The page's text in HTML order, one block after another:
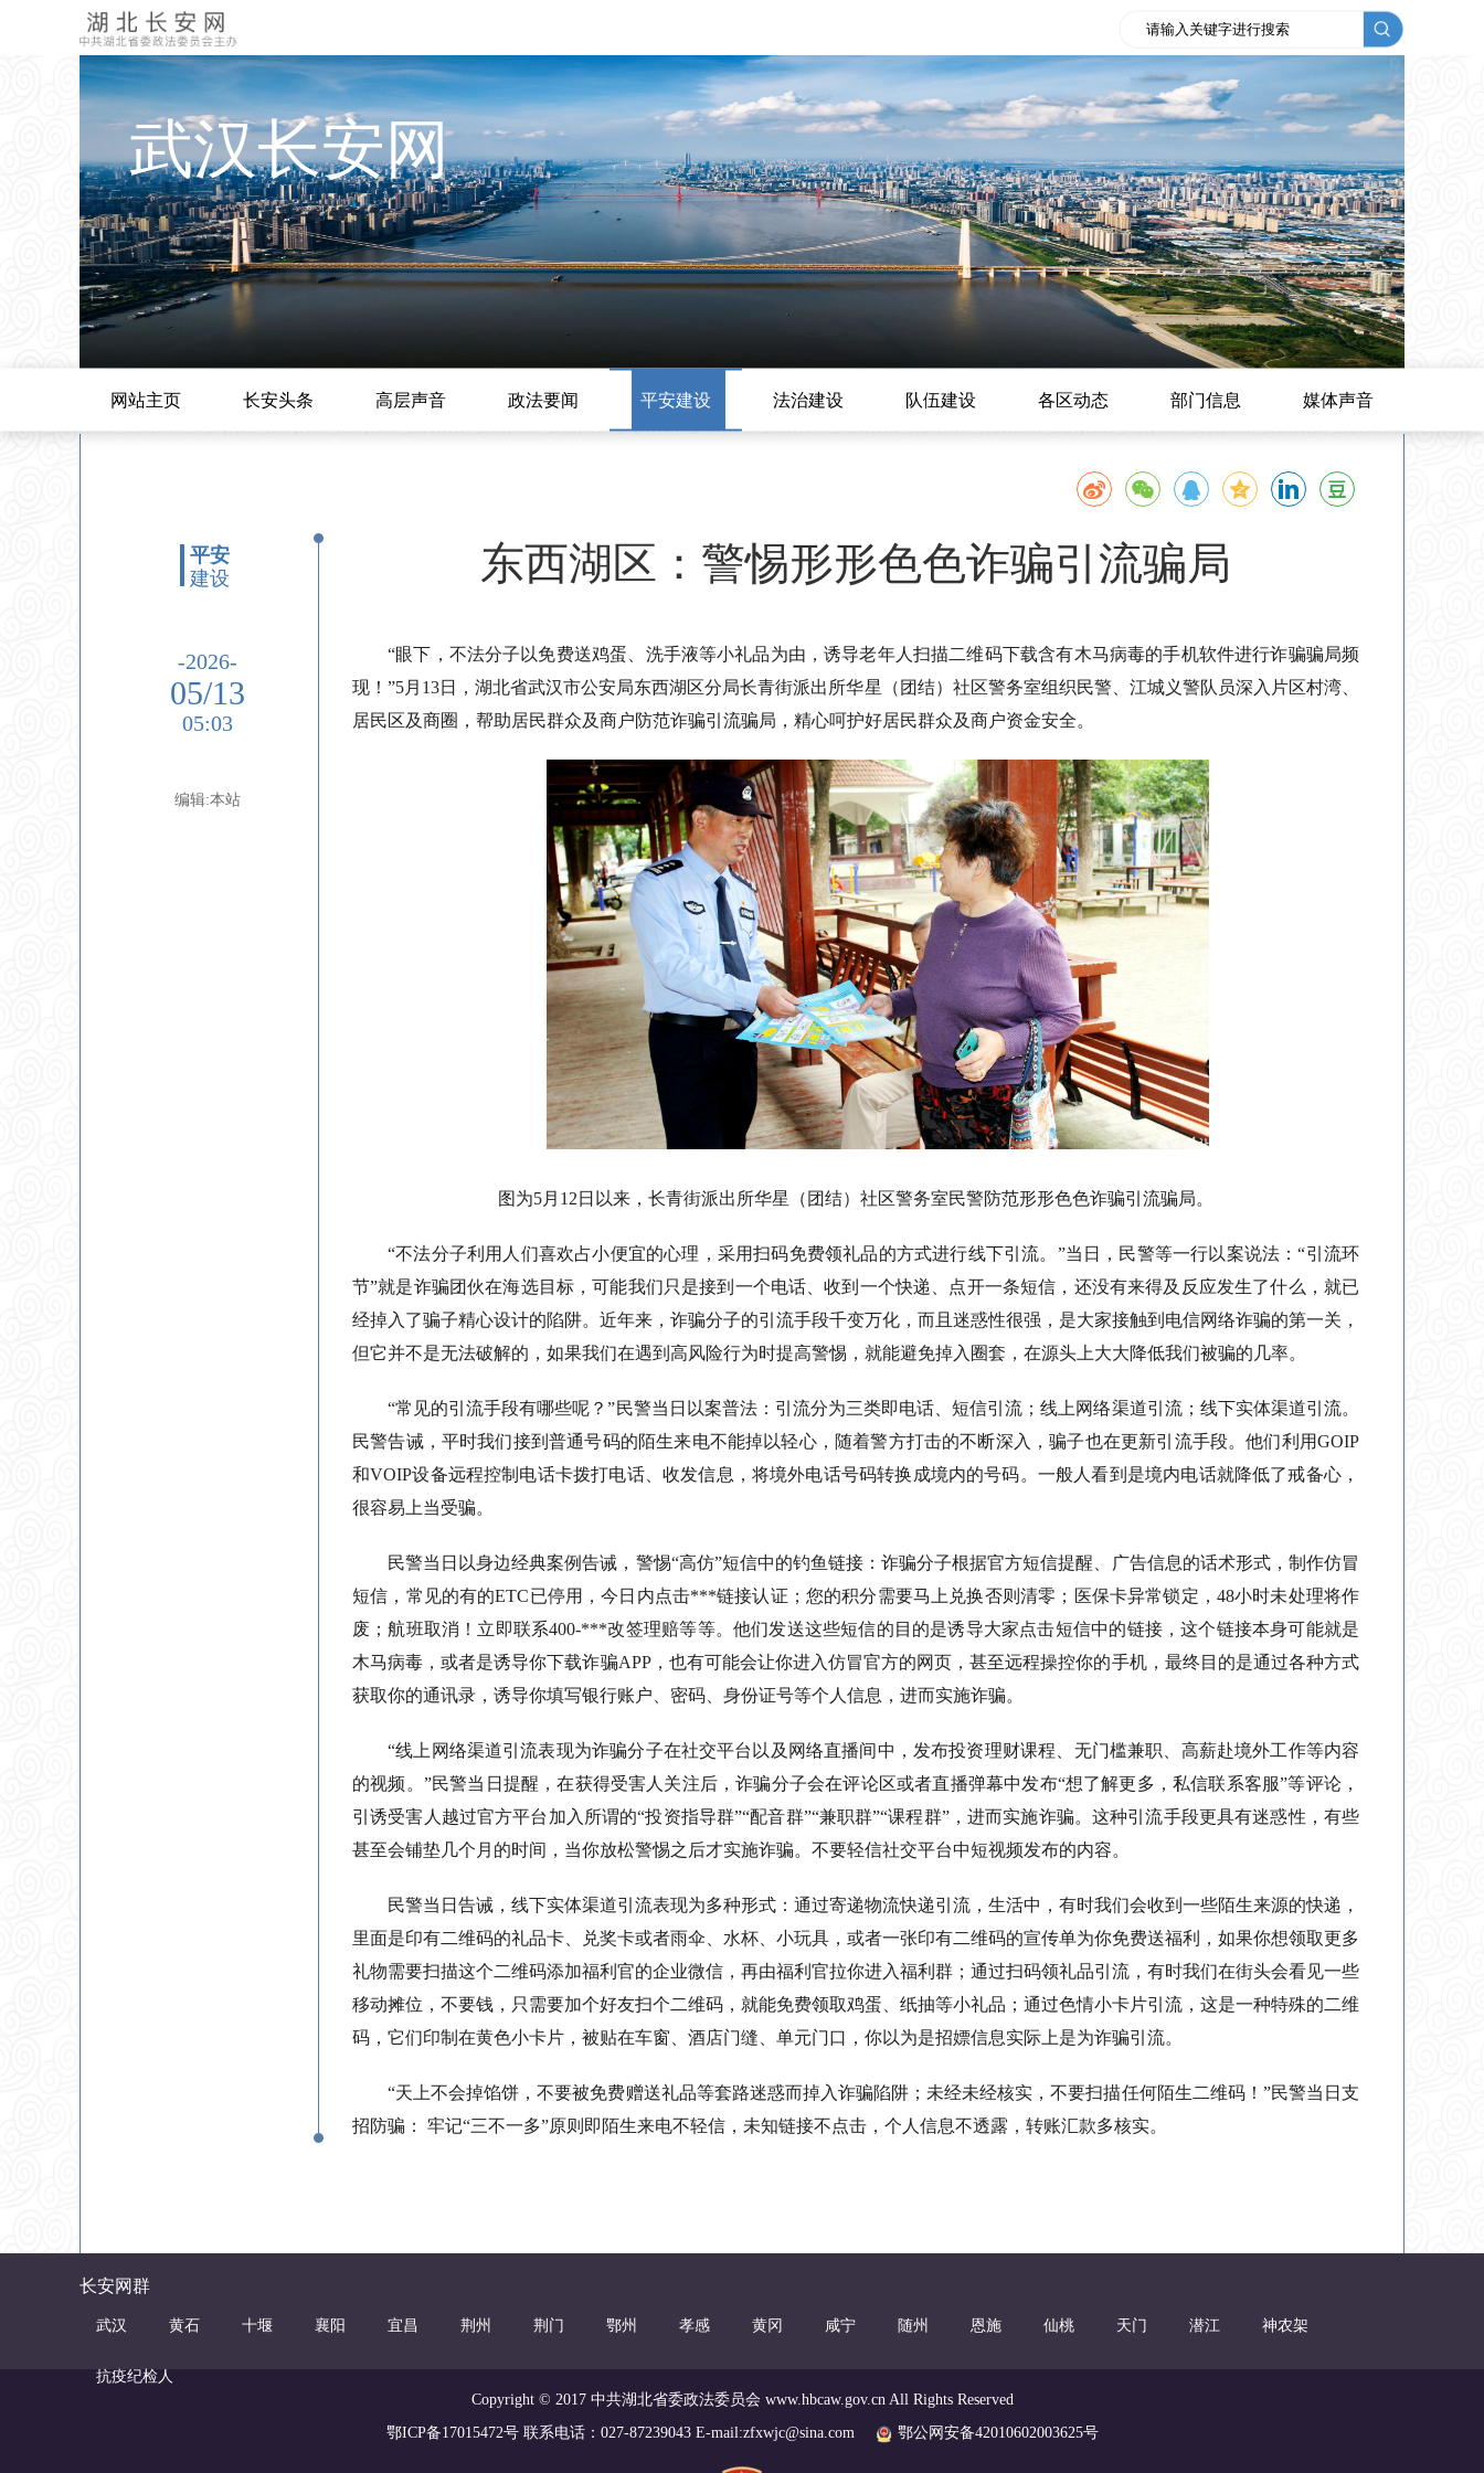
武汉长安网
网站主页 长安头条 高层声音 政法要闻 平安建设 法治建设 队伍建设 各区动态 部门信息 媒体声音
平安
建设
-2026-
05/13
05:03
编辑:本站
东西湖区：警惕形形色色诈骗引流骗局
“眼下，不法分子以免费送鸡蛋、洗手液等小礼品为由，诱导老年人扫描二维码下载含有木马病毒的手机软件进行诈骗骗局频
现！”5月13日，湖北省武汉市公安局东西湖区分局长青街派出所华星（团结）社区警务室组织民警、江城义警队员深入片区村湾、
居民区及商圈，帮助居民群众及商户防范诈骗引流骗局，精心呵护好居民群众及商户资金安全。
图为5月12日以来，长青街派出所华星（团结）社区警务室民警防范形形色色诈骗引流骗局。
“不法分子利用人们喜欢占小便宜的心理，采用扫码免费领礼品的方式进行线下引流。”当日，民警等一行以案说法：“引流环
节”就是诈骗团伙在海选目标，可能我们只是接到一个电话、收到一个快递、点开一条短信，还没有来得及反应发生了什么，就已
经掉入了骗子精心设计的陷阱。近年来，诈骗分子的引流手段千变万化，而且迷惑性很强，是大家接触到电信网络诈骗的第一关，
但它并不是无法破解的，如果我们在遇到高风险行为时提高警惕，就能避免掉入圈套，在源头上大大降低我们被骗的几率。
“常见的引流手段有哪些呢？”民警当日以案普法：引流分为三类即电话、短信引流；线上网络渠道引流；线下实体渠道引流。
民警告诫，平时我们接到普通号码的陌生来电不能掉以轻心，随着警方打击的不断深入，骗子也在更新引流手段。他们利用GOIP
和VOIP设备远程控制电话卡拨打电话、收发信息，将境外电话号码转换成境内的号码。一般人看到是境内电话就降低了戒备心，
很容易上当受骗。
民警当日以身边经典案例告诫，警惕“高仿”短信中的钓鱼链接：诈骗分子根据官方短信提醒、广告信息的话术形式，制作仿冒
短信，常见的有的ETC已停用，今日内点击***链接认证；您的积分需要马上兑换否则清零；医保卡异常锁定，48小时未处理将作
废；航班取消！立即联系400-***改签理赔等等。他们发送这些短信的目的是诱导大家点击短信中的链接，这个链接本身可能就是
木马病毒，或者是诱导你下载诈骗APP，也有可能会让你进入仿冒官方的网页，甚至远程操控你的手机，最终目的是通过各种方式
获取你的通讯录，诱导你填写银行账户、密码、身份证号等个人信息，进而实施诈骗。
“线上网络渠道引流表现为诈骗分子在社交平台以及网络直播间中，发布投资理财课程、无门槛兼职、高薪赴境外工作等内容
的视频。”民警当日提醒，在获得受害人关注后，诈骗分子会在评论区或者直播弹幕中发布“想了解更多，私信联系客服”等评论，
引诱受害人越过官方平台加入所谓的“投资指导群”“配音群”“兼职群”“课程群”，进而实施诈骗。这种引流手段更具有迷惑性，有些
甚至会铺垫几个月的时间，当你放松警惕之后才实施诈骗。不要轻信社交平台中短视频发布的内容。
民警当日告诫，线下实体渠道引流表现为多种形式：通过寄递物流快递引流，生活中，有时我们会收到一些陌生来源的快递，
里面是印有二维码的礼品卡、兑奖卡或者雨伞、水杯、小玩具，或者一张印有二维码的宣传单为你免费送福利，如果你想领取更多
礼物需要扫描这个二维码添加福利官的企业微信，再由福利官拉你进入福利群；通过扫码领礼品引流，有时我们在街头会看见一些
移动摊位，不要钱，只需要加个好友扫个二维码，就能免费领取鸡蛋、纸抽等小礼品；通过色情小卡片引流，这是一种特殊的二维
码，它们印制在黄色小卡片，被贴在车窗、酒店门缝、单元门口，你以为是招嫖信息实际上是为诈骗引流。
“天上不会掉馅饼，不要被免费赠送礼品等套路迷惑而掉入诈骗陷阱；未经未经核实，不要扫描任何陌生二维码！”民警当日支
招防骗： 牢记“三不一多”原则即陌生来电不轻信，未知链接不点击，个人信息不透露，转账汇款多核实。
长安网群
武汉 黄石 十堰 襄阳 宜昌 荆州 荆门 鄂州 孝感 黄冈 咸宁 随州 恩施 仙桃 天门 潜江 神农架
抗疫纪检人
Copyright © 2017 中共湖北省委政法委员会 www.hbcaw.gov.cn All Rights Reserved
鄂ICP备17015472号 联系电话：027-87239043 E-mail:zfxwjc@sina.com
鄂公网安备42010602003625号